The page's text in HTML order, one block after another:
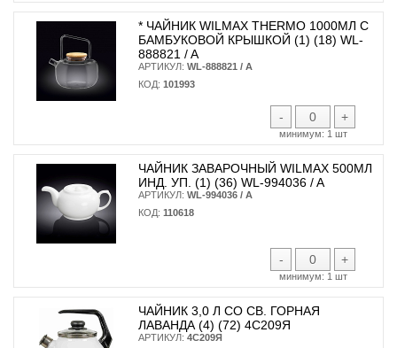
* ЧАЙНИК WILMAX THERMO 1000МЛ С
БАМБУКОВОЙ КРЫШКОЙ (1) (18) WL-
888821 / A
АРТИКУЛ: WL-888821 / A
КОД: 101993
- +
минимум: 1 шт
ЧАЙНИК ЗАВАРОЧНЫЙ WILMAX 500МЛ
ИНД. УП. (1) (36) WL-994036 / A
АРТИКУЛ: WL-994036 / A
КОД: 110618
- +
минимум: 1 шт
ЧАЙНИК 3,0 Л СО СВ. ГОРНАЯ
ЛАВАНДА (4) (72) 4С209Я
АРТИКУЛ: 4С209Я